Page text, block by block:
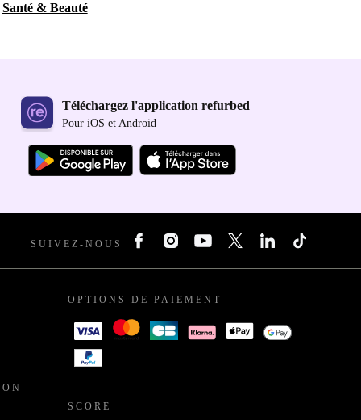
Santé & Beauté
Téléchargez l'application refurbed
Pour iOS et Android
SUIVEZ-NOUS
OPTIONS DE PAIEMENT
SCORE